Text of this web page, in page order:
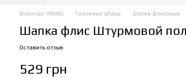
Военторг VIKING Головные уборы Шапки флисовые
Шапка флис Штурмовой
Оставить отзыв
529 грн